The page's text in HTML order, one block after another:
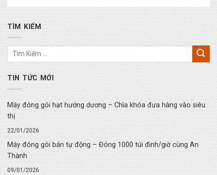
TÌM KIẾM
TIN TỨC MỚI
Máy đóng gói hạt hướng dương – Chìa khóa đưa hàng vào siêu
thị
22/01/2026
Máy đóng gói bán tự động – Đóng 1000 túi đinh/giờ cùng An
Thành
09/01/2026